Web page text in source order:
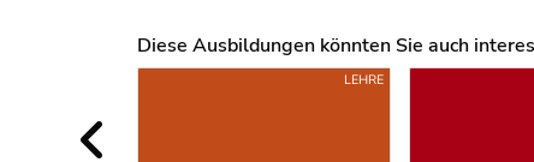
Diese Ausbildungen könnten Sie auch
Uber weitere Ausbildungsvorschläge
LEHRE